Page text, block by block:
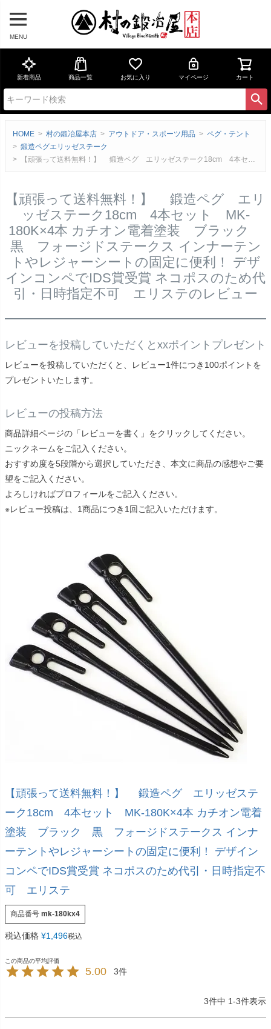
MENU
新着商品 商品一覧 お気に入り マイページ カート
HOME 村の鍛冶屋本店 アウトドア・スポーツ用品
ペグ・テント
鍛造ペグエリッゼステーク
【頑張って送料無料！】 鍛造ペグ エリッゼステーク18cm 4本セット MK-180K×4本 カチオン電着塗装 ブラック 黒 フォージドステークス インナーテントやレジャーシートの固定に便利！ デザインコンペでIDS賞受賞 ネコポスのため代引・日時指定不可 エリステのレビュー
【頑張って送料無料！】 鍛造ペグ エリ
ッゼステーク18cm 4本セット MK-
180K×4本 カチオン電着塗装 ブラック
黒 フォージドステークス インナーテン
トやレジャーシートの固定に便利！ デザ
インコンペでIDS賞受賞 ネコポスのため代
引・日時指定不可 エリステのレビュー
レビューを投稿していただくとxxポイントプレゼント
レビューを投稿していただくと、レビュー1件につき100ポイントを
プレゼントいたします。
レビューの投稿方法
商品詳細ページの「レビューを書く」をクリックしてください。
ニックネームをご記入ください。
おすすめ度を5段階から選択していただき、本文に商品の感想やご要
望をご記入ください。
よろしければプロフィールをご記入ください。
※レビュー投稿は、1商品につき1回ご記入いただけます。
【頑張って送料無料！】 鍛造ペグ エリッゼステ
ーク18cm 4本セット MK-180K×4本 カチオン電着
塗装 ブラック 黒 フォージドステークス インナ
ーテントやレジャーシートの固定に便利！ デザイン
コンペでIDS賞受賞 ネコポスのため代引・日時指定不
可 エリステ
商品番号 mk-180kx4
税込価格 ¥1,496税込
5.00 3
3件中 1-3件表示